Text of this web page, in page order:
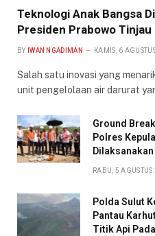
Teknologi Anak Bangsa
Presiden Prabowo Tinjau
BY IWAN NGADIMAN KAMIS, 6
Salah satu inovasi yang
unit pengelolaan air darurat
Ground
Polres
Dilaksanakan
RABU, 5
Polda Sulut
Pantau
Titik Api